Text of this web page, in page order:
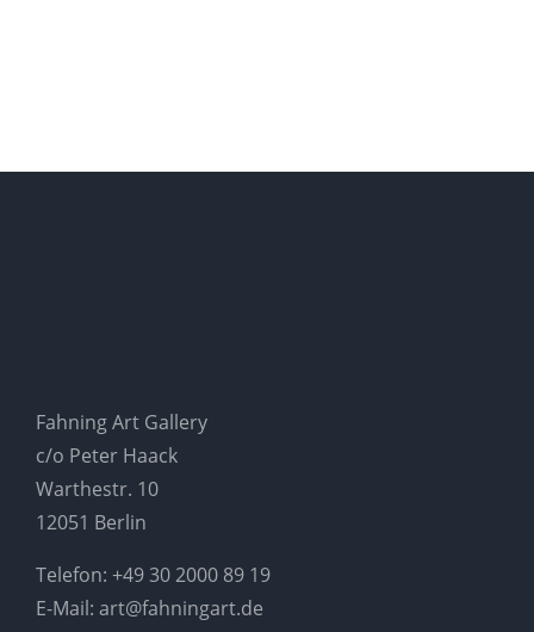
Fahning Art Gallery
c/o Peter Haack
Warthestr. 10
12051 Berlin
Telefon: +49 30 2000 89 19
E-Mail: art@fahningart.de